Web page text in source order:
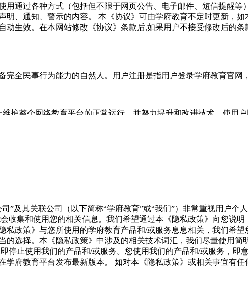
用通过各种方式（包括但不限于网页公告、电子邮件、短信提醒
明、通知、警示的内容。
本《协议》可由学府教育不定时更新，
动生效。在本网站修改《协议》条款后,如果用户不接受修改后的
完全民事行为能力的自然人。用户注册是指用户登录学府教育官网
护整个网络教育平台的正常运行，并努力提升和改进技术，使用
情况，学府教育应及时作出回复；
处理，而无须征得用户的同意；学府教育应本着诚实信用的原则
，学府教育不承担任何相应的责任。
制、查阅和传播下列信息： 任何非法的、骚扰性的、中伤他人的
结和社会安定的资料； — 任何不符合国家法律、法规规定的资料
； （2）不得未经许可而非法进入其它个人或组织电脑系统； （3
不得故意制作、传播计算机病毒等破坏性程序； （5）法律规定的
教育网络教育平台上的违法行为承担全部法律责任。 3、基于网络
变化时，用户应及时更新自己的注册信息，保证其个人资料的详
用户自行配备上网的所需设备，包括个人电脑、调制解调器或其他
亦称帐号）、密码的安全性负全部责任。用户的密码只能由用户
”及其关联公司（以下简称“学府教育”或“我们”）非常重视用户
收集和使用您的相关信息。我们希望通过本《隐私政策》向您说
私政策》与您所使用的学府教育产品和/或服务息息相关，我们希
的选择。本《隐私政策》中涉及的相关技术词汇，我们尽量使用简
停止使用我们的产品和/或服务。您使用我们的产品和/或服务，
学府教育平台发布最新版本。
如对本《隐私政策》或相关事宜有